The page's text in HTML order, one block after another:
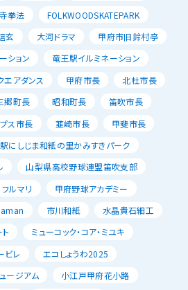
拳法
FOLKWOODSKATEPARK
玄 大河ドラマ
甲府市旧鈴村亭
ション
竜王駅イルミネーション
エアダンス 甲府市長
北杜市長
郷町長 昭和町長
笛吹市長
ス市長 韮崎市長
甲斐市長
にしじま和紙の里かみすきパーク
山梨県高校野球連盟笛吹支部
フルマリ
甲府野球アカデミー
市川和紙
水晶貴石細工
ミューコック・コア・ミユキ
ビレ
エコしょうわ2025
ージアム
小江戸甲府花小路